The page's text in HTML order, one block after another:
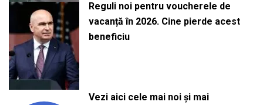
Reguli noi pentru voucherele de
vacanță în 2026. Cine pierde acest
beneficiu
Vezi aici cele mai noi și mai